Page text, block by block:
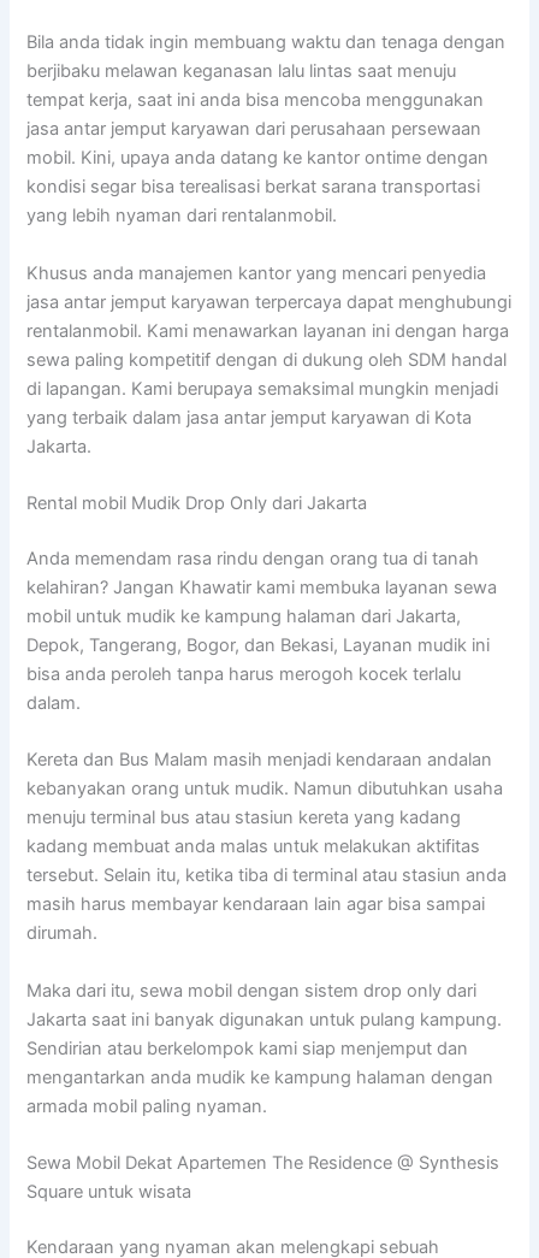
Bila anda tidak ingin membuang waktu dan tenaga dengan
berjibaku melawan keganasan lalu lintas saat menuju
tempat kerja, saat ini anda bisa mencoba menggunakan
jasa antar jemput karyawan dari perusahaan persewaan
mobil. Kini, upaya anda datang ke kantor ontime dengan
kondisi segar bisa terealisasi berkat sarana transportasi
yang lebih nyaman dari rentalanmobil.
Khusus anda manajemen kantor yang mencari penyedia
jasa antar jemput karyawan terpercaya dapat menghubungi
rentalanmobil. Kami menawarkan layanan ini dengan harga
sewa paling kompetitif dengan di dukung oleh SDM handal
di lapangan. Kami berupaya semaksimal mungkin menjadi
yang terbaik dalam jasa antar jemput karyawan di Kota
Jakarta.
Rental mobil Mudik Drop Only dari Jakarta
Anda memendam rasa rindu dengan orang tua di tanah
kelahiran? Jangan Khawatir kami membuka layanan sewa
mobil untuk mudik ke kampung halaman dari Jakarta,
Depok, Tangerang, Bogor, dan Bekasi, Layanan mudik ini
bisa anda peroleh tanpa harus merogoh kocek terlalu
dalam.
Kereta dan Bus Malam masih menjadi kendaraan andalan
kebanyakan orang untuk mudik. Namun dibutuhkan usaha
menuju terminal bus atau stasiun kereta yang kadang
kadang membuat anda malas untuk melakukan aktifitas
tersebut. Selain itu, ketika tiba di terminal atau stasiun anda
masih harus membayar kendaraan lain agar bisa sampai
dirumah.
Maka dari itu, sewa mobil dengan sistem drop only dari
Jakarta saat ini banyak digunakan untuk pulang kampung.
Sendirian atau berkelompok kami siap menjemput dan
mengantarkan anda mudik ke kampung halaman dengan
armada mobil paling nyaman.
Sewa Mobil Dekat Apartemen The Residence @ Synthesis
Square untuk wisata
Kendaraan yang nyaman akan melengkapi sebuah